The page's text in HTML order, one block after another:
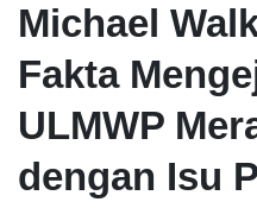
Michael
Fakta
ULMWP
dengan Isu